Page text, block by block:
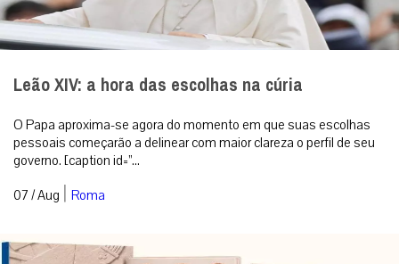
Leão XIV: a hora das escolhas na cúria
O Papa aproxima-se agora do momento em que suas escolhas
pessoais começarão a delinear com maior clareza o perfil de seu
governo. [caption id=”...
07 / Aug | Roma